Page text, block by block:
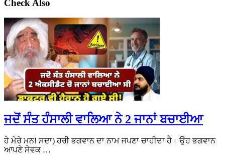
Check Also
ਜਦੋਂ ਸੰਤ ਹੰਸਾਲੀ ਵਾਲਿਆ ਨੇ 2 ਜਾਨਾਂ ਬਚਾਈਆ
ਹੇ ਮੇਰੇ ਮਨ! ਸਦਾ) ਹਰੀ ਭਗਵਾਨ ਦਾ ਨਾਮ ਜਪਣਾ ਚਾਹੀਦਾ ਹੈ। ਉਹ ਭਗਵਾਨ
ਆਪਣੇ ਸੇਵਕ …